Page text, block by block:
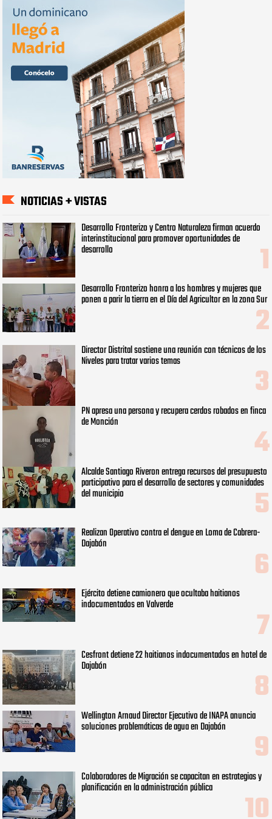
NOTICIAS + VISTAS
Desarrollo Fronterizo y Centro Naturaleza firman acuerdo
interinstitucional para promover oportunidades de
desarrollo
Desarrollo Fronterizo honra a los hombres y mujeres que
ponen a parir la tierra en el Día del Agricultor en la zona Sur
Director Distrital sostiene una reunión con técnicos de los
Niveles para tratar varios temas
PN apresa una persona y recupera cerdos robados en finca
de Monción
Alcalde Santiago Riveron entrega recursos del presupuesto
participativo para el desarrollo de sectores y comunidades
del municipio
Realizan Operativo contra el dengue en Loma de Cabrera-
Dajabón
Ejército detiene camionero que ocultaba haitianos
indocumentados en Valverde
Cesfront detiene 22 haitianos indocumentados en hotel de
Dajabón
Wellington Arnaud Director Ejecutivo de INAPA anuncia
soluciones problemáticas de agua en Dajabón
Colaboradores de Migración se capacitan en estrategias y
planificación en la administración pública